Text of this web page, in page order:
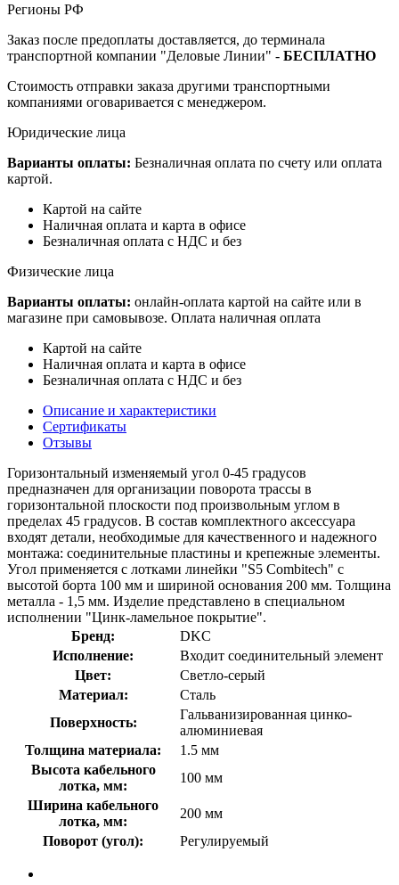
Регионы РФ
Заказ после предоплаты доставляется, до терминала
транспортной компании "Деловые Линии" - БЕСПЛАТНО
Стоимость отправки заказа другими транспортными
компаниями оговаривается с менеджером.
Юридические лица
Варианты оплаты: Безналичная оплата по счету или оплата
картой.
Картой на сайте
Наличная оплата и карта в офисе
Безналичная оплата с НДС и без
Физические лица
Варианты оплаты: онлайн-оплата картой на сайте или в
магазине при самовывозе. Оплата наличная оплата
Картой на сайте
Наличная оплата и карта в офисе
Безналичная оплата с НДС и без
Описание и характеристики
Сертификаты
Отзывы
Горизонтальный изменяемый угол 0-45 градусов
предназначен для организации поворота трассы в
горизонтальной плоскости под произвольным углом в
пределах 45 градусов. В состав комплектного аксессуара
входят детали, необходимые для качественного и надежного
монтажа: соединительные пластины и крепежные элементы.
Угол применяется с лотками линейки "S5 Combitech" с
высотой борта 100 мм и шириной основания 200 мм. Толщина
металла - 1,5 мм. Изделие представлено в специальном
исполнении "Цинк-ламельное покрытие".
Бренд:
DKC
Исполнение:
Входит соединительный элемент
Цвет:
Светло-серый
Материал:
Сталь
Поверхность:
Гальванизированная цинко-
алюминиевая
Толщина материала:
1.5 мм
Высота кабельного
лотка, мм:
100 мм
Ширина кабельного
лотка, мм:
200 мм
Поворот (угол):
Регулируемый